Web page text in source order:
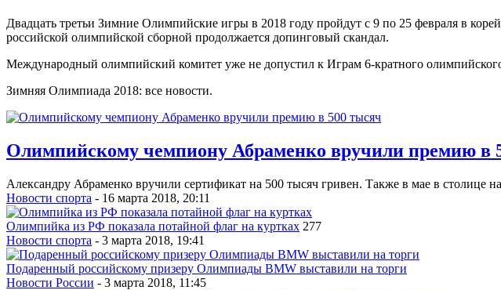
Двадцать третьи Зимние Олимпийские игры в 2018 году пройдут с 9 по 25 февраля в
российской олимпийской сборной продолжается допинговый скандал.
Международный олимпийский комитет уже не допустил к Играм 6-кратного
Зимняя Олимпиада 2018: все новости.
Олимпийскому чемпиону Абраменко вручили премию в
Александру Абраменко вручили сертификат на 500 тысяч гривен. Также в мае в столице
Новости спорта - 16 марта 2018, 20:11
Олимпийка из РФ показала потайной флаг на куртках 277
Новости спорта - 3 марта 2018, 19:41
Подаренный российскому призеру Олимпиады BMW выставили на торги
Новости России - 3 марта 2018, 11:45